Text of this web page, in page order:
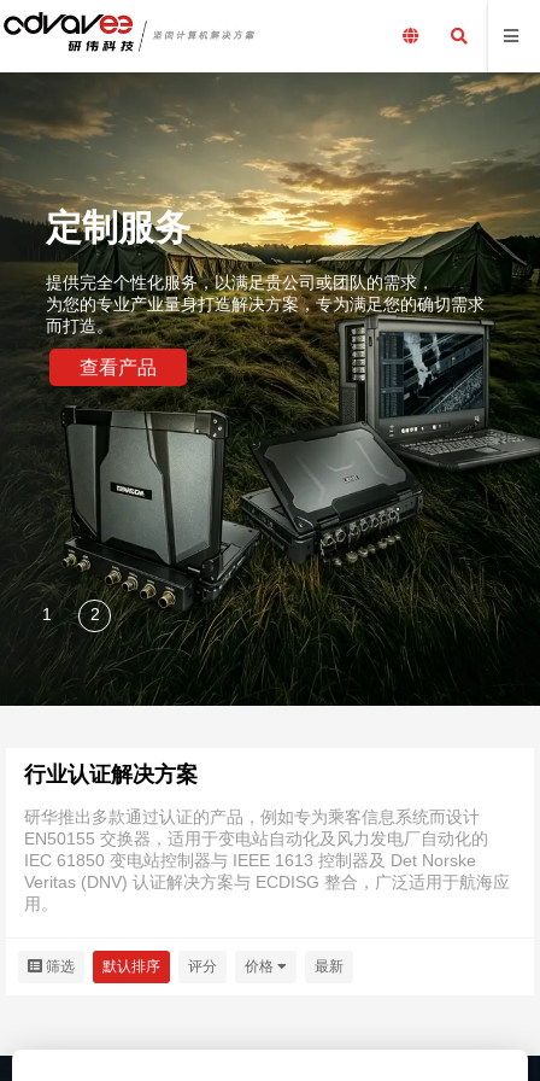
定制服务
提供完全个性化服务，以满足贵公司或团队的需求，
为您的专业产业量身打造解决方案，专为满足您的确切需求
而打造。
查看产品
行业认证解决方案
研华推出多款通过认证的产品，例如专为乘客信息系统而设计
EN50155 交换器，适用于变电站自动化及风力发电厂自动化的
IEC 61850 变电站控制器与 IEEE 1613 控制器及 Det Norske
Veritas (DNV) 认证解决方案与 ECDISG 整合，广泛适用于航海应
用。
筛选 默认排序 评分 价格 最新